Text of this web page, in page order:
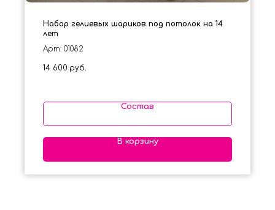
Набор гелиевых шариков под потолок на 14
лет
Арт: 01082
14 600 руб.
Состав
В корзину